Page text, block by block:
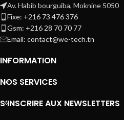
Av. Habib bourguiba, Moknine 5050
Fixe: +216 73 476 376
Gsm: +216 28 70 70 77
Email: contact@we-tech.tn
INFORMATION
NOS SERVICES
S’INSCRIRE AUX NEWSLETTERS